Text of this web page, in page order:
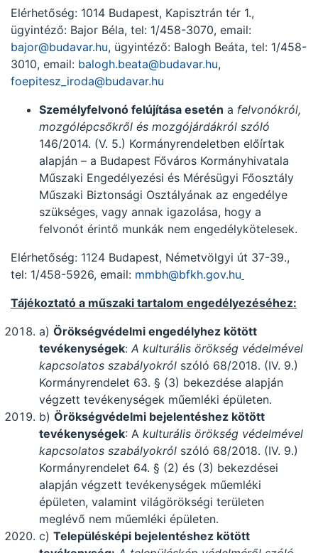
Elérhetőség: 1014 Budapest, Kapisztrán tér 1.,
ügyintéző: Bajor Béla, tel: 1/458-3070, email:
bajor@budavar.hu, ügyintéző: Balogh Beáta, tel: 1/458-
3010, email: balogh.beata@budavar.hu,
foepitesz_iroda@budavar.hu
Személyfelvonó felújítása esetén a felvonókról,
mozgólépcsőkről és mozgójárdákról szóló
146/2014. (V. 5.) Kormányrendeletben előírtak
alapján – a Budapest Főváros Kormányhivatala
Műszaki Engedélyezési és Mérésügyi Főosztály
Műszaki Biztonsági Osztályának az engedélye
szükséges, vagy annak igazolása, hogy a
felvonót érintő munkák nem engedélykötelesek.
Elérhetőség: 1124 Budapest, Németvölgyi út 37-39.,
tel: 1/458-5926, email: mmbh@bfkh.gov.hu
Tájékoztató a műszaki tartalom engedélyezéséhez:
a) Örökségvédelmi engedélyhez kötött
tevékenységek: A kulturális örökség védelmével
kapcsolatos szabályokról szóló 68/2018. (IV. 9.)
Kormányrendelet 63. § (3) bekezdése alapján
végzett tevékenységek műemléki épületen.
b) Örökségvédelmi bejelentéshez kötött
tevékenységek: A kulturális örökség védelmével
kapcsolatos szabályokról szóló 68/2018. (IV. 9.)
Kormányrendelet 64. § (2) és (3) bekezdései
alapján végzett tevékenységek műemléki
épületen, valamint világörökségi területen
meglévő nem műemléki épületen.
c) Településképi bejelentéshez kötött